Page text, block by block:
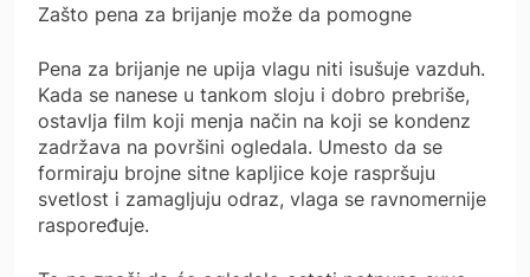
Zašto pena za brijanje može da pomogne
Pena za brijanje ne upija vlagu niti isušuje vazduh.
Kada se nanese u tankom sloju i dobro prebriše,
ostavlja film koji menja način na koji se kondenz
zadržava na površini ogledala. Umesto da se
formiraju brojne sitne kapljice koje raspršuju
svetlost i zamagljuju odraz, vlaga se ravnomernije
raspoređuje.